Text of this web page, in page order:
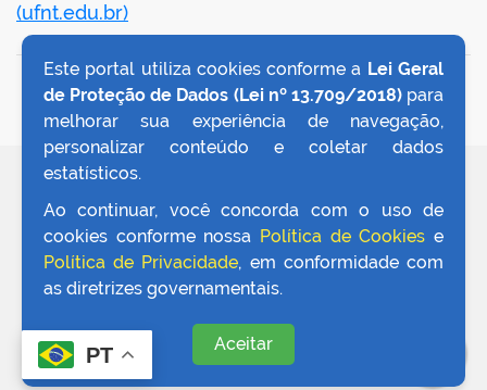
(ufnt.edu.br)
VOLTAR AO TOPO
Este portal utiliza cookies conforme a Lei Geral
de Proteção de Dados (Lei nº 13.709/2018)para
melhorar sua experiência de navegação,
personalizar conteúdo e coletar dados
estatísticos.
Ao continuar, você concorda com o uso de
cookies conforme nossa Política de Cookies e
Política de Privacidade, em conformidade com
as diretrizes governamentais.
Aceitar
PT